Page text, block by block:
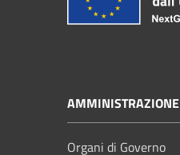
AMMINISTRAZIONE
Organi di Governo